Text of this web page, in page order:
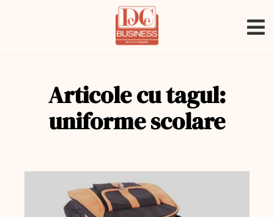
Articole cu tagul:
uniforme scolare